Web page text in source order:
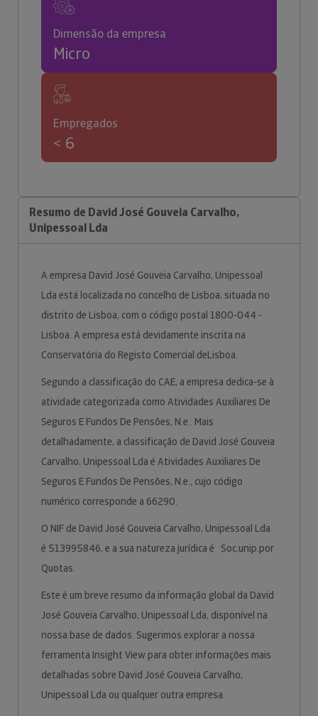
Dimensão da empresa
Micro
Empregados
< 6
Resumo de David José Gouveia Carvalho,
Unipessoal Lda
A empresa David José Gouveia Carvalho, Unipessoal
Lda está localizada no concelho de Lisboa, situada no
distrito de Lisboa, com o código postal 1800-044 -
Lisboa. A empresa está devidamente inscrita na
Conservatória do Registo Comercial deLisboa.
Segundo a classificação do CAE, a empresa dedica-se à
atividade categorizada como Atividades Auxiliares De
Seguros E Fundos De Pensões, N.e.. Mais
detalhadamente, a classificação de David José Gouveia
Carvalho, Unipessoal Lda é Atividades Auxiliares De
Seguros E Fundos De Pensões, N.e., cujo código
numérico corresponde a 66290.
O NIF de David José Gouveia Carvalho, Unipessoal Lda
é 513995846, e a sua natureza jurídica é Soc.unip.por
Quotas.
Este é um breve resumo da informação global da David
José Gouveia Carvalho, Unipessoal Lda, disponível na
nossa base de dados. Sugerimos explorar a nossa
ferramenta Insight View para obter informações mais
detalhadas sobre David José Gouveia Carvalho,
Unipessoal Lda ou qualquer outra empresa.